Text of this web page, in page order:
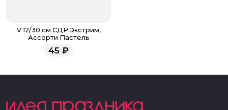
V 12/30 см СДР Экстрим,
Ассорти Пастель
45 ₽